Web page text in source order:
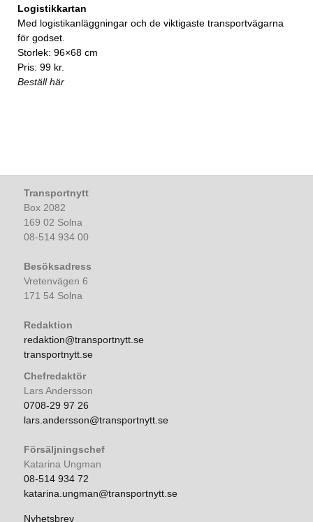
Logistikkartan
Med logistikanläggningar och de viktigaste transportvägarna
för godset.
Storlek: 96×68 cm
Pris: 99 kr.
Beställ här
Transportnytt
Box 2082
169 02 Solna
08-514 934 00
Besöksadress
Vretenvägen 6
171 54 Solna
Redaktion
redaktion@transportnytt.se
transportnytt.se
Chefredaktör
Lars Andersson
0708-29 97 26
lars.andersson@transportnytt.se
Försäljningschef
Katarina Ungman
08-514 934 72
katarina.ungman@transportnytt.se
Nyhetsbrev